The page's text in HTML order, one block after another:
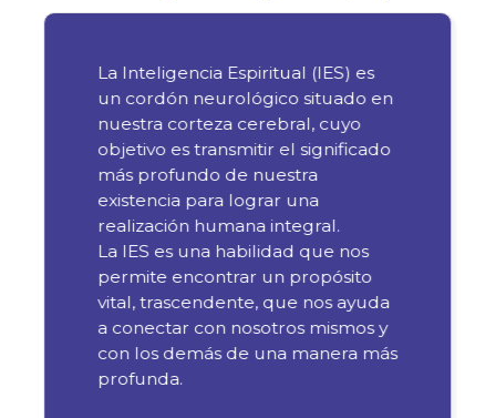
La Inteligencia Espiritual (IES) es
un cordón neurológico situado en
nuestra corteza cerebral, cuyo
objetivo es transmitir el significado
más profundo de nuestra
existencia para lograr una
realización humana integral.
La IES es una habilidad que nos
permite encontrar un propósito
vital, trascendente, que nos ayuda
a conectar con nosotros mismos y
con los demás de una manera más
profunda.